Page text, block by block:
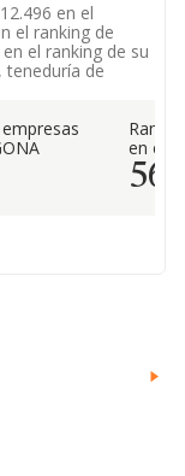
en el
el ranking de
el ranking de su
teneduría de
en el
561